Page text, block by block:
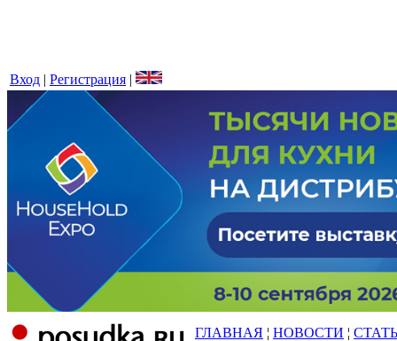
Вход | Регистрация |
ГЛАВНАЯ ¦ НОВОСТИ ¦